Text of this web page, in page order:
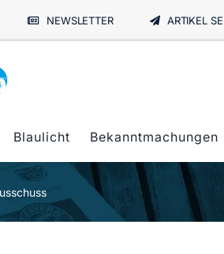
NEWSLETTER ARTIKEL
Blaulicht Bekanntmachungen